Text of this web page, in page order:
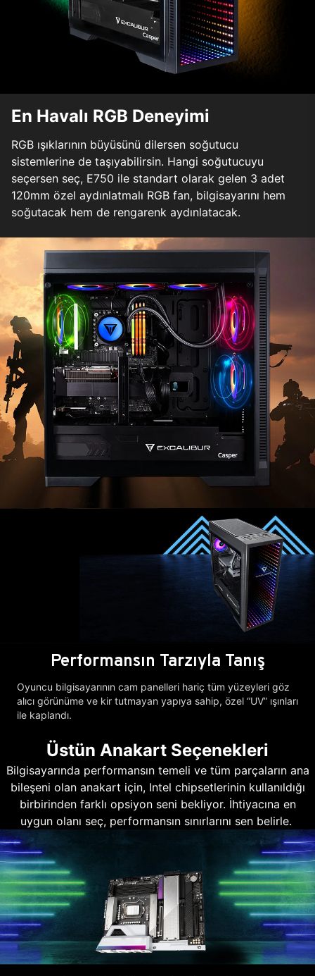
En Havalı RGB Deneyimi
RGB ışıklarının büyüsünü dilersen soğutucu
sistemlerine de taşıyabilirsin. Hangi soğutucuyu
seçersen seç, E750 ile standart olarak gelen 3 adet
120mm özel aydınlatmalı RGB fan, bilgisayarını hem
soğutacak hem de rengarenk aydınlatacak.
Performansın Tarzıyla Tanış
Oyuncu bilgisayarının cam panelleri hariç tüm yüzeyleri göz
alıcı görünüme ve kir tutmayan yapıya sahip, özel “UV” ışınları
ile kaplandı.
Üstün Anakart Seçenekleri
Bilgisayarında performansın temeli ve tüm parçaların ana
bileşeni olan anakart için, Intel chipsetlerinin kullanıldığı
birbirinden farklı opsiyon seni bekliyor. İhtiyacına en
uygun olanı seç, performansın sınırlarını sen belirle.